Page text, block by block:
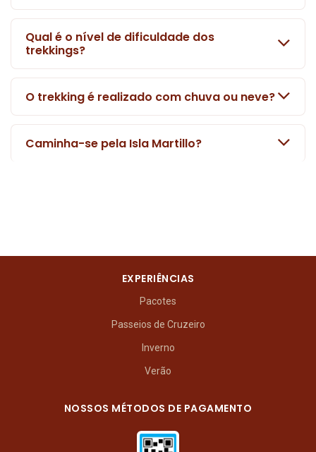
Qual é o nível de dificuldade dos
trekkings?
O trekking é realizado com chuva ou neve?
Caminha-se pela Isla Martillo?
EXPERIÊNCIAS
Pacotes
Passeios de Cruzeiro
Inverno
Verão
NOSSOS MÉTODOS DE PAGAMENTO